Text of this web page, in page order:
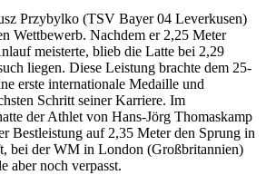
Przybylko (TSV Bayer 04 Leverkusen)
Wettbewerb. Nachdem er 2,25 Meter
meisterte, blieb die Latte bei 2,29
liegen. Diese Leistung brachte dem 25-
erste internationale Medaille und
Schritt seiner Karriere. Im
der Athlet von Hans-Jörg Thomaskamp
Bestleistung auf 2,35 Meter den Sprung in
bei der WM in London (Großbritannien)
aber noch verpasst.